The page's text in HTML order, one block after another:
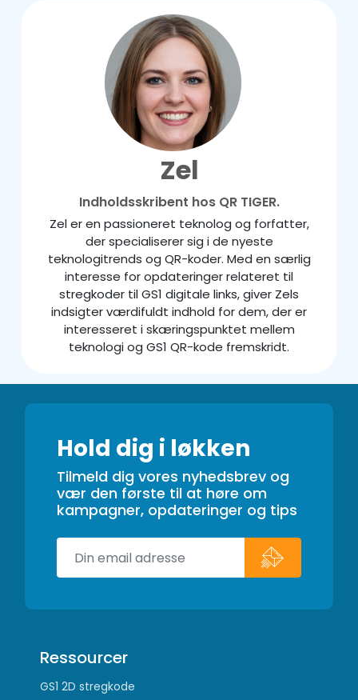
Zel
Indholdsskribent hos QR TIGER.
Zel er en passioneret teknolog og forfatter,
der specialiserer sig i de nyeste
teknologitrends og QR-koder. Med en særlig
interesse for opdateringer relateret til
stregkoder til GS1 digitale links, giver Zels
indsigter værdifuldt indhold for dem, der er
interesseret i skæringspunktet mellem
teknologi og GS1 QR-kode fremskridt.
Hold dig i løkken
Tilmeld dig vores nyhedsbrev og
vær den første til at høre om
kampagner, opdateringer og tips
Ressourcer
GS1 2D stregkode